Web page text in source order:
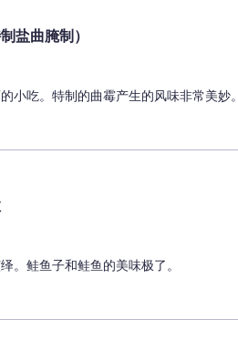
盐曲腌制）
小吃。特制的曲霉产生的风味非常美妙。
。鲑鱼子和鲑鱼的美味极了。